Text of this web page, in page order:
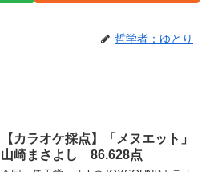
哲学者：ゆとり
【カラオケ採点】「メヌエット」
山崎まさよし 86.628点